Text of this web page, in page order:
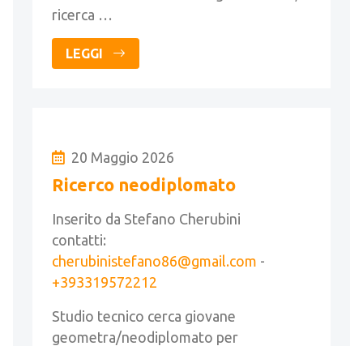
ricerca …
LEGGI
20 Maggio 2026
Ricerco neodiplomato
Inserito da Stefano Cherubini
contatti:
cherubinistefano86@gmail.com -
+393319572212
Studio tecnico cerca giovane
geometra/neodiplomato per